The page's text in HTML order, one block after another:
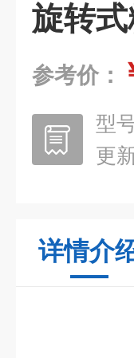
旋转
参考价：
型
更
详情介